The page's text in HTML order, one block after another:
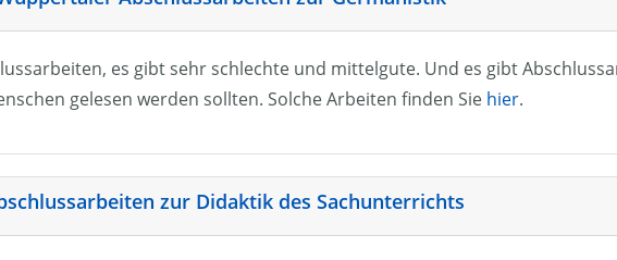
es gibt sehr schlechte und mittelgute. Und es gibt
gelesen werden sollten. Solche Arbeiten finden Sie hier.
zur Didaktik des Sachunterrichts